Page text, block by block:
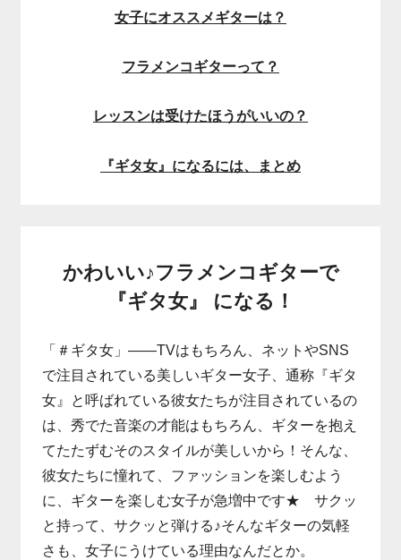
女子にオススメギターは？
フラメンコギターって？
レッスンは受けたほうがいいの？
『ギタ女』になるには、まとめ
かわいい♪フラメンコギターで
『ギタ女』 になる！
「＃ギタ女」――TVはもちろん、ネットやSNS
で注目されている美しいギター女子、通称『ギタ
女』と呼ばれている彼女たちが注目されているの
は、秀でた音楽の才能はもちろん、ギターを抱え
てたたずむそのスタイルが美しいから！そんな、
彼女たちに憧れて、ファッションを楽しむよう
に、ギターを楽しむ女子が急増中です★ サクッ
と持って、サクッと弾ける♪そんなギターの気軽
さも、女子にうけている理由なんだとか。